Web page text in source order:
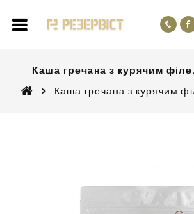
Каша гречана з курячим
Каша гречана з курячим